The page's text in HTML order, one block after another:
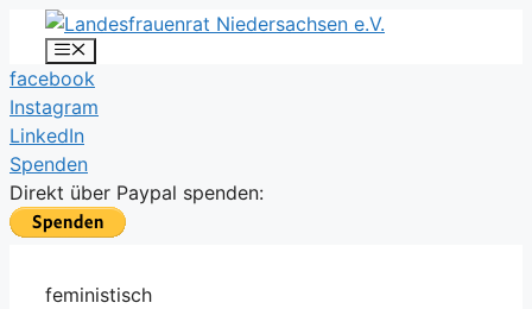
Zum
Inhalt
springen
Menü
facebook
Instagram
LinkedIn
Spenden
Direkt über Paypal spenden:
feministisch